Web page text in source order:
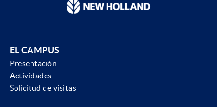
EL CAMPUS
Presentación
Actividades
Solicitud de visitas